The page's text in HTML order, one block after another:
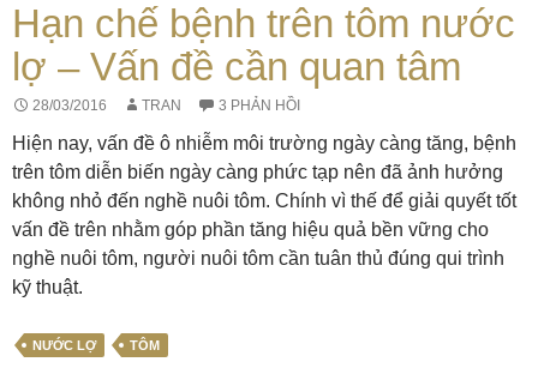
Hạn chế bệnh trên tôm nước
lợ – Vấn đề cần quan tâm
28/03/2016 TRAN 3 PHẢN HỒI
Hiện nay, vấn đề ô nhiễm môi trường ngày càng tăng, bệnh
trên tôm diễn biến ngày càng phức tạp nên đã ảnh hưởng
không nhỏ đến nghề nuôi tôm. Chính vì thế để giải quyết tốt
vấn đề trên nhằm góp phần tăng hiệu quả bền vững cho
nghề nuôi tôm, người nuôi tôm cần tuân thủ đúng qui trình
kỹ thuật.
NƯỚC LỢ TÔM